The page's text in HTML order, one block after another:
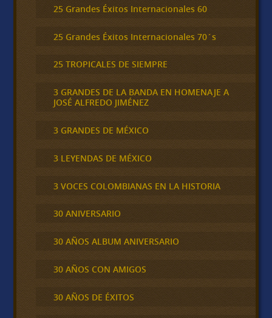
25 Grandes Éxitos Internacionales 60
25 Grandes Éxitos Internacionales 70´s
25 TROPICALES DE SIEMPRE
3 GRANDES DE LA BANDA EN HOMENAJE A
JOSÉ ALFREDO JIMÉNEZ
3 GRANDES DE MÉXICO
3 LEYENDAS DE MÉXICO
3 VOCES COLOMBIANAS EN LA HISTORIA
30 ANIVERSARIO
30 AÑOS ALBUM ANIVERSARIO
30 AÑOS CON AMIGOS
30 AÑOS DE ÉXITOS